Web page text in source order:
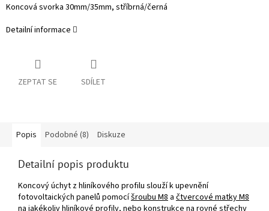
Koncová svorka 30mm/35mm, stříbrná/černá
Detailní informace
ZEPTAT SE SDÍLET
Popis Podobné (8) Diskuze
Detailní popis produktu
Koncový úchyt z hliníkového profilu slouží k upevnění
fotovoltaických panelů pomocíšroubu M8 a čtvercové matky M8